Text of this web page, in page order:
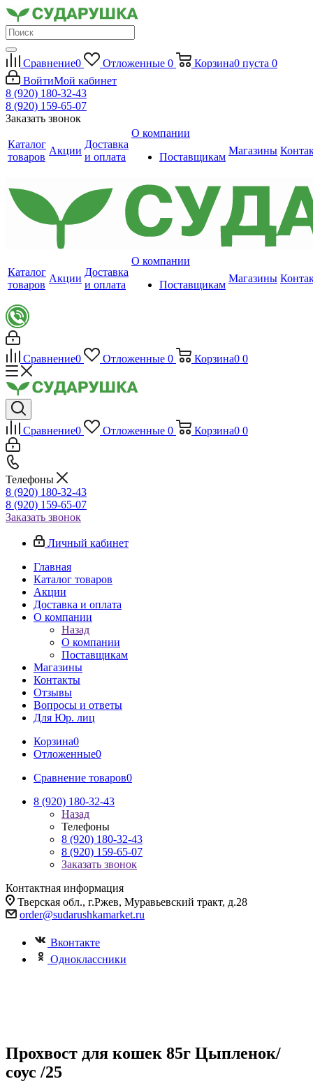
Сравнение0 Отложенные 0 Корзина0 пуста 0
ВойтиМой кабинет
8 (920) 180-32-43
8 (920) 159-65-07
Заказать звонок
Каталог
товаров
Акции
Доставка
и оплата
О компании
Поставщикам
Магазины
Каталог
товаров
Акции
Доставка
и оплата
О компании
Поставщикам
Магазины
Сравнение0 Отложенные 0 Корзина0 0
Сравнение0 Отложенные 0 Корзина0 0
Телефоны
8 (920) 180-32-43
8 (920) 159-65-07
Заказать звонок
Личный кабинет
Главная
Каталог товаров
Акции
Доставка и оплата
О компании
Назад
О компании
Поставщикам
Магазины
Контакты
Отзывы
Вопросы и ответы
Для Юр. лиц
Корзина0
Отложенные0
Сравнение товаров0
8 (920) 180-32-43
Назад
Телефоны
8 (920) 180-32-43
8 (920) 159-65-07
Заказать звонок
Контактная информация
Тверская обл., г.Ржев, Муравьевский тракт, д.28
order@sudarushkamarket.ru
Вконтакте
Одноклассники
Прохвост для кошек 85г Цыпленок/
соус /25